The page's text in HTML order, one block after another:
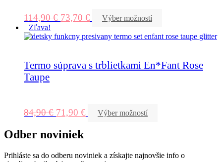
114,90€ 73,70 €
Výber možností
Zľava!
Termo súprava s trblietkami En*Fant Rose
Taupe
84,90€ 71,90 € Výber možností
Odber noviniek
Prihláste sa do odberu noviniek a získajte najnovšie info o